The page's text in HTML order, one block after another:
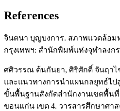
References
จินตนา บุญบงการ. สภาพแวดล้อม
กรุงเทพฯ: สำนักพิมพ์แห่งจุฬาลงก
ศศิวรรณ ต้นกันยา, ศิริศักดิ์ จันฤา
และแนวทางการนำแผนกลยุทธ์ไ
ขั้นพื้นฐานสังกัดสำนักงานเขตพื้น
ขอนแก่น เขต 4. วารสารศึกษาศา